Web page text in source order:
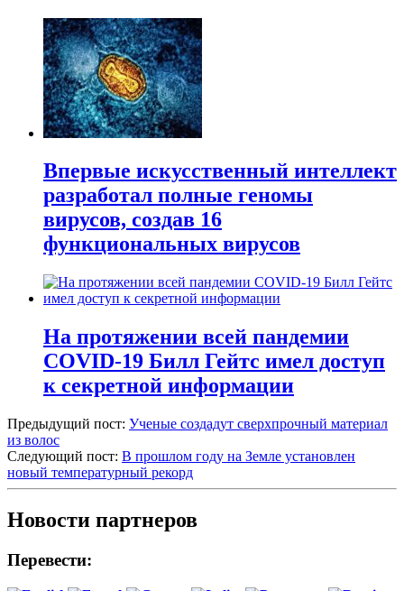
Впервые искусственный интеллект
разработал полные геномы
вирусов, создав 16
функциональных вирусов
На протяжении всей пандемии
COVID-19 Билл Гейтс имел доступ
к секретной информации
Предыдущий пост: Ученые создадут сверхпрочный материал
из волос
Следующий пост: В прошлом году на Земле установлен
новый температурный рекорд
Новости партнеров
Перевести: